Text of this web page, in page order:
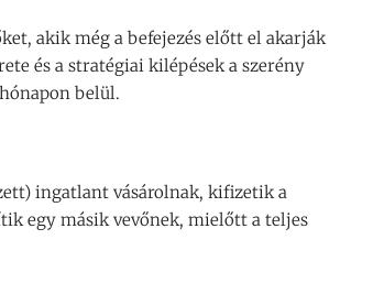
akik még a befejezés előtt el akarják
és a stratégiai kilépések a szerény
belül.
ingatlant vásárolnak, kifizetik a
egy másik vevőnek, mielőtt a teljes